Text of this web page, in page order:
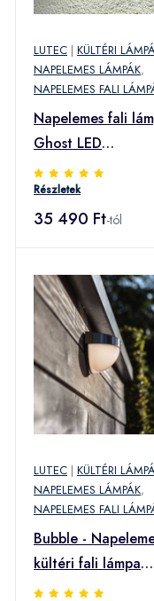
LUTEC | KÜLTÉRI
NAPELEMES LÁMPÁK,
NAPELEMES FALI
Napelemes fali
Ghost LED
mozgásérzékelővel
Részletek
35 490 Ft-tól
LUTEC | KÜLTÉRI
NAPELEMES LÁMPÁK,
NAPELEMES FALI
Bubble -
kültéri fali lámpa
érzékelővel